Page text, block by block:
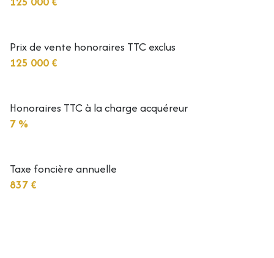
Prix de vente honoraires TTC exclus
125 000 €
Honoraires TTC à la charge acquéreur
7 %
Taxe foncière annuelle
837 €